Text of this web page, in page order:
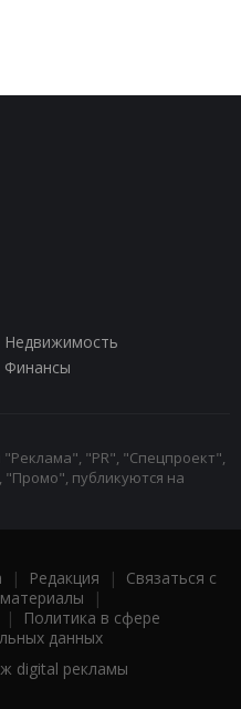
Недвижимость
Финансы
"PR", "Спецпроект",
публикуются на
| Редакция | Связаться с
|
|
Политика в сфере
данных
digital рекламы